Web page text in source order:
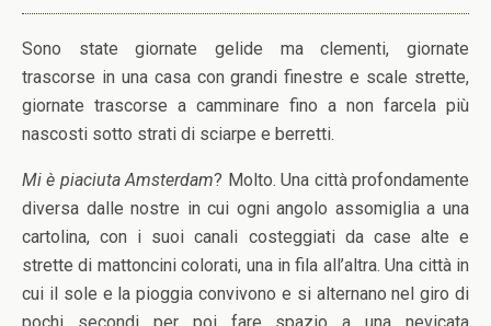
Sono state giornate gelide ma clementi, giornate
trascorse in una casa con grandi finestre e scale strette,
giornate trascorse a camminare fino a non farcela più
nascosti sotto strati di sciarpe e berretti.
Mi è piaciuta Amsterdam? Molto. Una città profondamente
diversa dalle nostre in cui ogni angolo assomiglia a una
cartolina, con i suoi canali costeggiati da case alte e
strette di mattoncini colorati, una in fila all’altra. Una città in
cui il sole e la pioggia convivono e si alternano nel giro di